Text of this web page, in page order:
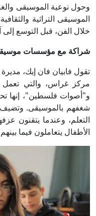
وحول نوعية الموسيقى
الموسيقى التراثية
خلال الفن، قبل التوسع
شراكة مع مؤسسات
تقول فابيان فان إيك،
مركز غراس، والتي
و"أصوات فلسطين"، إنها
شغفهم بالموسيقى. وتضيف
التعلم، وعندما يتقنون
الأطفال يتعاملون فيما